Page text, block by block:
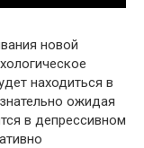
новой
находиться в
ожидая
в депрессивном